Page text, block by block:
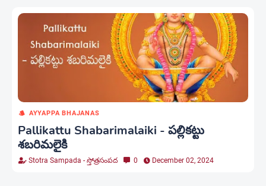
AYYAPPA BHAJANAS
Pallikattu Shabarimalaiki - పల్లికట్టు
శబరిమలైకి
Stotra Sampada - స్తోత్రసంపద 0 December 02, 2024